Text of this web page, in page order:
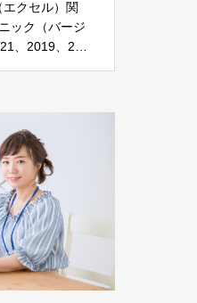
エクセル）関
ック（バージ
、2019、201